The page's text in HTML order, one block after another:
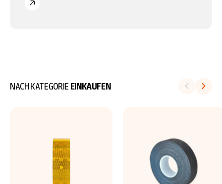
NACH KATEGORIE EINKAUFEN